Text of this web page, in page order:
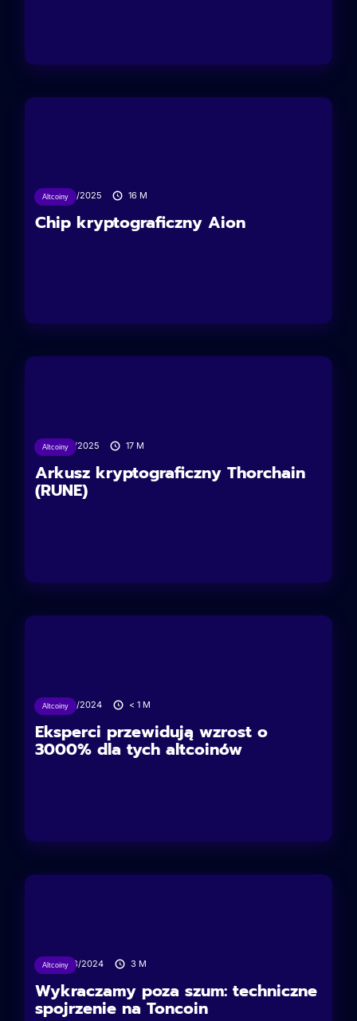
Altcoiny
10/02/2025 16 M
Chip kryptograficzny Aion
Altcoiny
19/01/2025 17 M
Arkusz kryptograficzny Thorchain
(RUNE)
Altcoiny
23/12/2024 < 1 M
Eksperci przewidują wzrost o
3000% dla tych altcoinów
Altcoiny
27/08/2024 3 M
Wykraczamy poza szum: techniczne
spojrzenie na Toncoin